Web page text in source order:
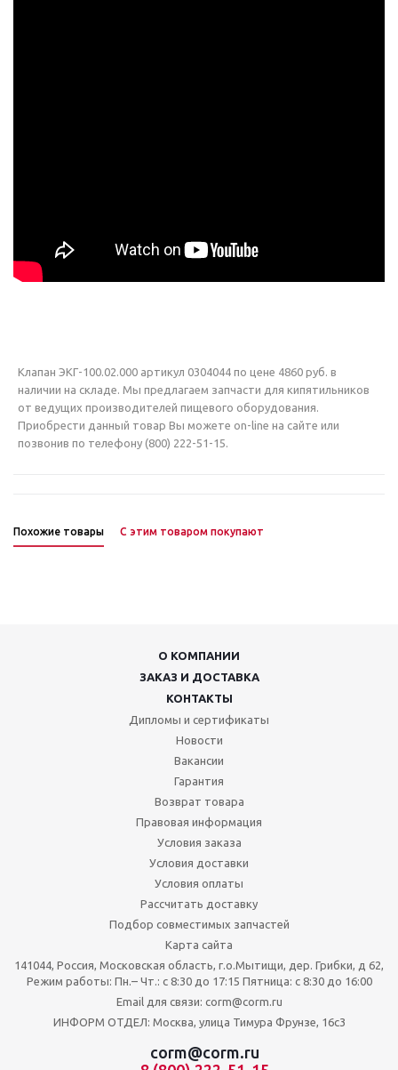
Клапан ЭКГ-100.02.000 артикул 0304044 по цене 4860 руб. в
наличии на складе. Мы предлагаем запчасти для кипятильников
от ведущих производителей пищевого оборудования.
Приобрести данный товар Вы можете on-line на сайте или
позвонив по телефону (800) 222-51-15.
Похожие товары С этим товаром покупают
О КОМПАНИИ
ЗАКАЗ И ДОСТАВКА
КОНТАКТЫ
Дипломы и сертификаты
Новости
Вакансии
Гарантия
Возврат товара
Правовая информация
Условия заказа
Условия доставки
Условия оплаты
Рассчитать доставку
Подбор совместимых запчастей
Карта сайта
141044, Россия, Московская область, г.о.Мытищи, дер. Грибки, д 62,
Режим работы: Пн.– Чт.: с 8:30 до 17:15 Пятница: c 8:30 до 16:00
Email для связи: corm@corm.ru
ИНФОРМ ОТДЕЛ: Москва, улица Тимура Фрунзе, 16с3
corm@corm.ru